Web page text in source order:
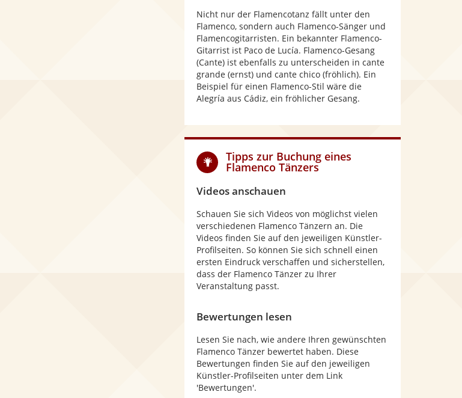
Nicht nur der Flamencotanz fällt unter den
Flamenco, sondern auch Flamenco-Sänger und
Flamencogitarristen. Ein bekannter Flamenco-
Gitarrist ist Paco de Lucía. Flamenco-Gesang
(Cante) ist ebenfalls zu unterscheiden in cante
grande (ernst) und cante chico (fröhlich). Ein
Beispiel für einen Flamenco-Stil wäre die
Alegría aus Cádiz, ein fröhlicher Gesang.
Tipps zur Buchung eines
Flamenco Tänzers
Videos anschauen
Schauen Sie sich Videos von möglichst vielen
verschiedenen Flamenco Tänzern an. Die
Videos finden Sie auf den jeweiligen Künstler-
Profilseiten. So können Sie sich schnell einen
ersten Eindruck verschaffen und sicherstellen,
dass der Flamenco Tänzer zu Ihrer
Veranstaltung passt.
Bewertungen lesen
Lesen Sie nach, wie andere Ihren gewünschten
Flamenco Tänzer bewertet haben. Diese
Bewertungen finden Sie auf den jeweiligen
Künstler-Profilseiten unter dem Link
'Bewertungen'.